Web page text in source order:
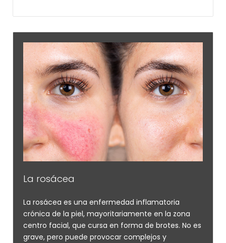
La rosácea
La rosácea es una enfermedad inflamatoria
crónica de la piel, mayoritariamente en la zona
centro facial, que cursa en forma de brotes. No es
grave, pero puede provocar complejos y